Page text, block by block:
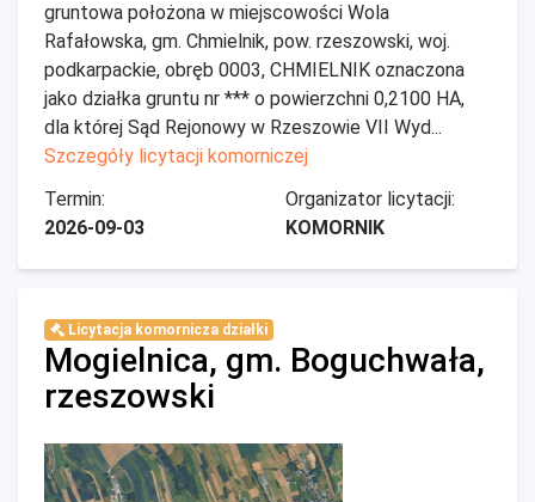
gruntowa położona w miejscowości Wola
Rafałowska, gm. Chmielnik, pow. rzeszowski, woj.
podkarpackie, obręb 0003, CHMIELNIK oznaczona
jako działka gruntu nr *** o powierzchni 0,2100 HA,
dla której Sąd Rejonowy w Rzeszowie VII Wyd...
Szczegóły licytacji komorniczej
Termin:
2026-09-03
Organizator licytacji:
KOMORNIK
Licytacja komornicza działki
Mogielnica, gm. Boguchwała,
rzeszowski